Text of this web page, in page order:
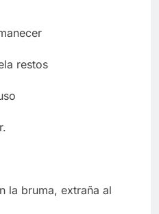
restos
la bruma, extraña al